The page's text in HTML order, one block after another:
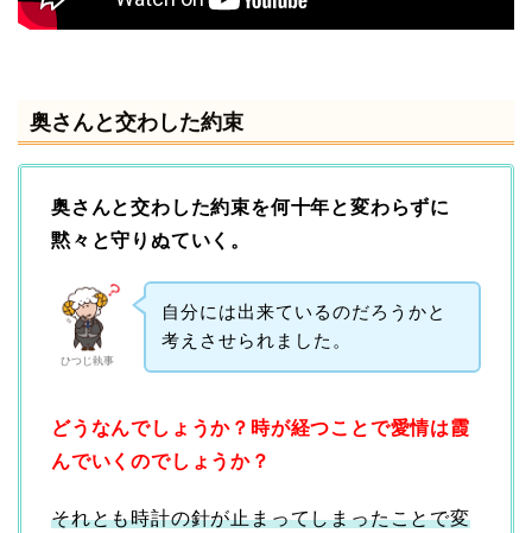
奥さんと交わした約束
奥さんと交わした約束を何十年と変わらずに
黙々と守りぬていく。
ひつじ執事
自分には出来ているのだろうかと
考えさせられました。
どうなんでしょうか？時が経つことで愛情は霞
んでいくのでしょうか？
それとも時計の針が止まってしまったことで変